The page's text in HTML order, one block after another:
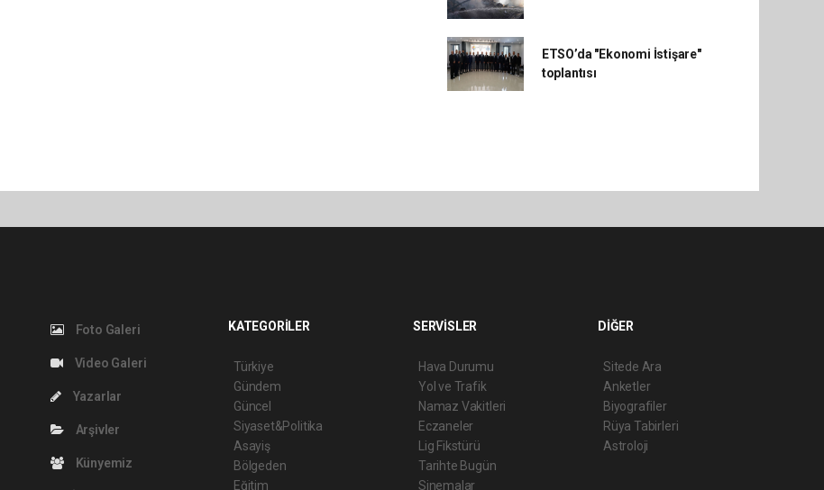
ETSO’da "Ekonomi İstişare"
toplantısı
Foto Galeri
Video Galeri
Yazarlar
Arşivler
Künyemiz
KATEGORİLER
Türkiye
Gündem
Güncel
Siyaset&Politika
Asayiş
Bölgeden
Eğitim
SERVİSLER
Hava Durumu
Yol ve Trafik
Namaz Vakitleri
Eczaneler
Lig Fikstürü
Tarihte Bugün
Sinemalar
DİĞER
Sitede Ara
Anketler
Biyografiler
Rüya Tabirleri
Astroloji